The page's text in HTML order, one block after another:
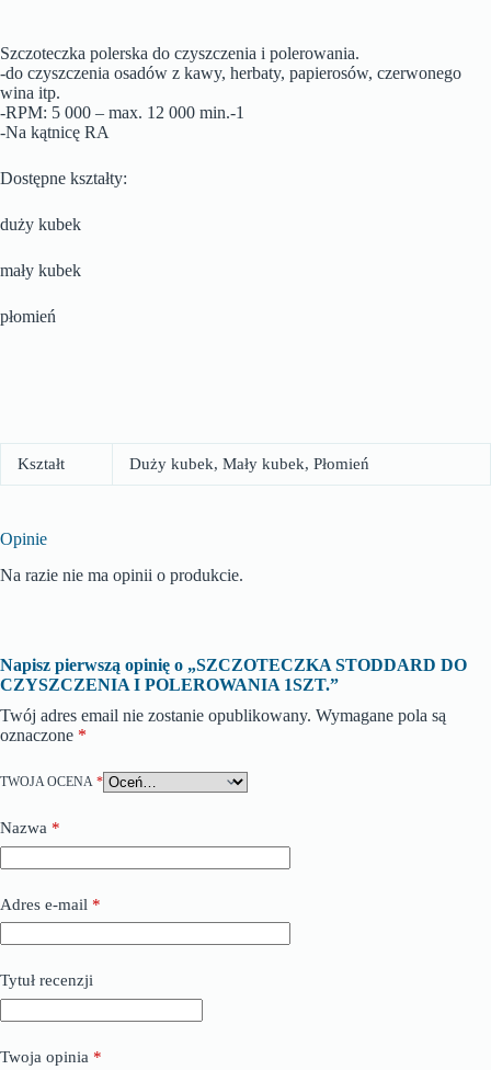
Szczoteczka polerska do czyszczenia i polerowania.
-do czyszczenia osadów z kawy, herbaty, papierosów, czerwonego
wina itp.
-RPM: 5 000 – max. 12 000 min.-1
-Na kątnicę RA
Dostępne kształty:
duży kubek
mały kubek
płomień
Kształt Duży kubek, Mały kubek, Płomień
Opinie
Na razie nie ma opinii o produkcie.
Napisz pierwszą opinię o „SZCZOTECZKA STODDARD DO
CZYSZCZENIA I POLEROWANIA 1SZT.”
Twój adres email nie zostanie opublikowany. Wymagane pola są
oznaczone *
TWOJA OCENA *
Nazwa *
Adres e-mail *
Tytuł recenzji
Twoja opinia *